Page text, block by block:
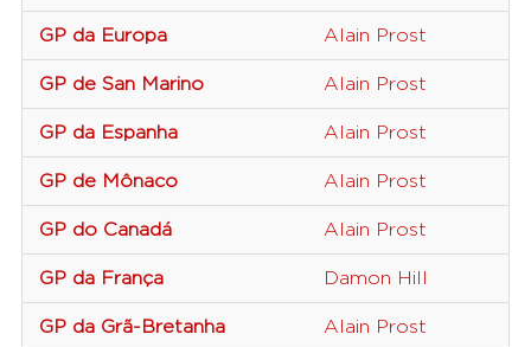
GP da Europa Alain Prost
GP de San Marino Alain Prost
GP da Espanha Alain Prost
GP de Mônaco Alain Prost
GP do Canadá Alain Prost
GP da França Damon Hill
GP da Grã-Bretanha Alain Prost